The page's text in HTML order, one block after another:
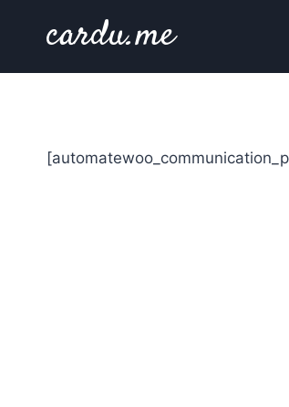
cardu.me